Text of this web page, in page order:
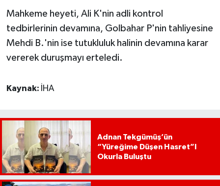
Mahkeme heyeti, Ali K'nin adli kontrol
tedbirlerinin devamına, Golbahar P'nin tahliyesine
Mehdi B.'nin ise tutukluluk halinin devamına karar
vererek duruşmayı erteledi.
Kaynak: İHA
Adnan Tekgümüş’ün
“Yüreğime Düşen Hasret”I
Okurla Buluştu